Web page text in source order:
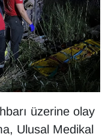
üzerine olay
Ulusal Medikal